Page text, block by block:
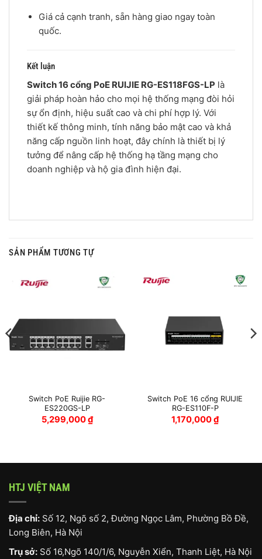
Giá cả cạnh tranh, sẵn hàng giao ngay toàn
quốc.
Kết luận
Switch 16 cổng PoE RUIJIE RG-ES118FGS-LP là
giải pháp hoàn hảo cho mọi hệ thống mạng đòi hỏi
sự ổn định, hiệu suất cao và chi phí hợp lý. Với
thiết kế thông minh, tính năng bảo mật cao và khả
năng cấp nguồn linh hoạt, đây chính là thiết bị lý
tưởng để nâng cấp hệ thống hạ tầng mạng cho
doanh nghiệp và hộ gia đình hiện đại.
SẢN PHẨM TƯƠNG TỰ
Switch PoE Ruijie RG-
ES220GS-LP
5,299,000₫
Switch PoE 16 cổng RUIJIE
RG-ES110F-P
1,170,000₫
HTJ VIỆT NAM
Địa chỉ: Số 12, Ngõ số 2, Đường Ngọc Lâm, Phường Bồ Đề,
Long Biên, Hà Nội
Trụ sở: Số 16,Ngõ 140/1/6, Nguyễn Xiển, Thanh Liệt, Hà Nội